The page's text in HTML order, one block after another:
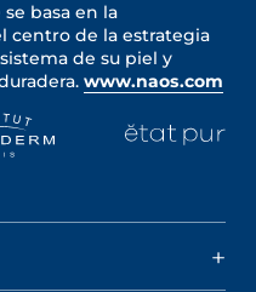
basa en la
centro de la estrategia
de su piel y
www.naos.com